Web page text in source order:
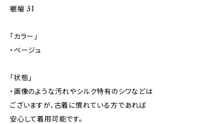
裾幅 31
「カラー」
・ベージュ
「状態」
・画像のような汚れやシルク特有のシワなどは
ございますが、古着に慣れている方であれば
安心して着用可能です。